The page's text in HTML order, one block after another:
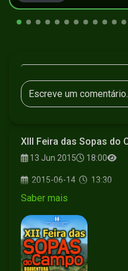
XIII Feira das Sopas do
13 Jun 2015 18:00
2015-06-14 13:30
Saber mais